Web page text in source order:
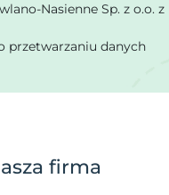
Nasienne Sp. z o.o. z
przetwarzaniu danych
firma